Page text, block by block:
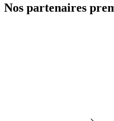
Nos partenaires